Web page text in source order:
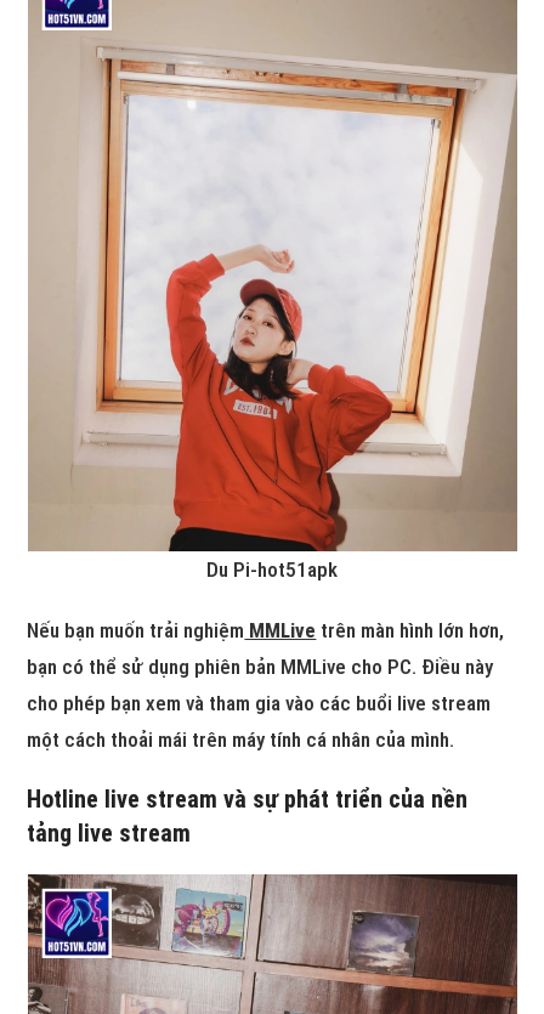
Du Pi-hot51apk
Nếu bạn muốn trải nghiệm MMLive trên màn hình lớn hơn,
bạn có thể sử dụng phiên bản MMLive cho PC. Điều này
cho phép bạn xem và tham gia vào các buổi live stream
một cách thoải mái trên máy tính cá nhân của mình.
Hotline live stream và sự phát triển của nền
tảng live stream